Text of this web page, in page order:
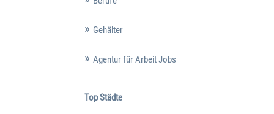
Gehälter
Agentur für Arbeit Jobs
Top Städte